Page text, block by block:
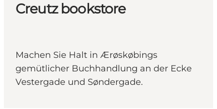
Creutz bookstore
Machen Sie Halt in Ærøskøbings
gemütlicher Buchhandlung an der Ecke
Vestergade und Søndergade.